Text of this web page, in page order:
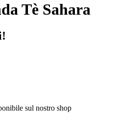
Tè Sahara
sul nostro shop